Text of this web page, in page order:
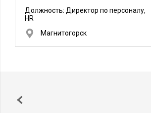
Должность: Директор по персоналу,
HR
Магнитогорск